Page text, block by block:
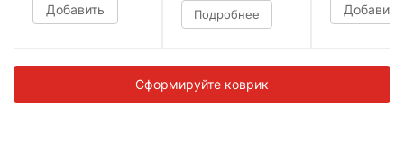
Добавить Подробнее Добавить
Сформируйте коврик